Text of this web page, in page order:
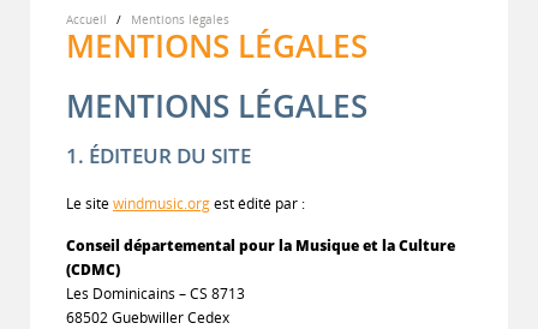
Accueil Mentions légales
MENTIONS LÉGALES
MENTIONS LÉGALES
1. ÉDITEUR DU SITE
Le sitewindmusic.orgest édité par :
Conseil départemental pour la Musique et la Culture
(CDMC)
Les Dominicains – CS 8713
68502 Guebwiller Cedex